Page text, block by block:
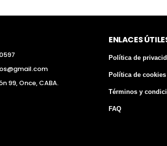
99, Once, CABA.
ENLACES
Política de
Política de cookies
Términos y
FAQ